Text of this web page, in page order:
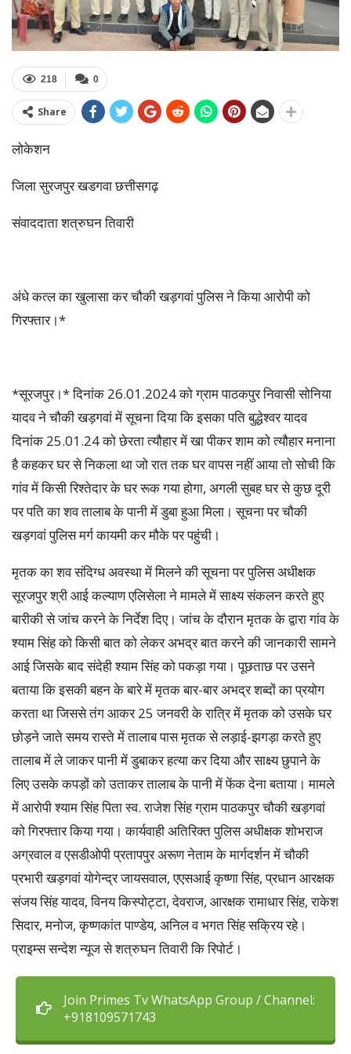
0
218
Share
लोकेशन
जिला सुरजपुर खडगवा छत्तीसगढ़
संवाददाता शत्रुघन तिवारी
अंधे कत्ल का खुलासा कर चौकी खड़गवां पुलिस ने किया आरोपी को
गिरफ्तार।*
*सूरजपुर।* दिनांक 26.01.2024 को ग्राम पाठकपुर निवासी सोनिया
यादव ने चौकी खड़गवां में सूचना दिया कि इसका पति बुद्धेश्वर यादव
दिनांक 25.01.24 को छेरता त्यौहार में खा पीकर शाम को त्यौहार मनाना
है कहकर घर से निकला था जो रात तक घर वापस नहीं आया तो सोची कि
गांव में किसी रिश्तेदार के घर रूक गया होगा, अगली सुबह घर से कुछ दूरी
पर पति का शव तालाब के पानी में डुबा हुआ मिला। सूचना पर चौकी
खड़गवां पुलिस मर्ग कायमी कर मौके पर पहुंची।
मृतक का शव संदिग्ध अवस्था में मिलने की सूचना पर पुलिस अधीक्षक
सूरजपुर श्री आई कल्याण एलिसेला ने मामले में साक्ष्य संकलन करते हुए
बारीकी से जांच करने के निर्देश दिए। जांच के दौरान मृतक के द्वारा गांव के
श्याम सिंह को किसी बात को लेकर अभद्र बात करने की जानकारी सामने
आई जिसके बाद संदेही श्याम सिंह को पकड़ा गया। पूछताछ पर उसने
बताया कि इसकी बहन के बारे में मृतक बार-बार अभद्र शब्दों का प्रयोग
करता था जिससे तंग आकर 25 जनवरी के रात्रि में मृतक को उसके घर
छोड़ने जाते समय रास्ते में तालाब पास मृतक से लड़ाई-झगड़ा करते हुए
तालाब में ले जाकर पानी में डुबाकर हत्या कर दिया और साक्ष्य छुपाने के
लिए उसके कपड़ों को उताकर तालाब के पानी में फेंक देना बताया। मामले
में आरोपी श्याम सिंह पिता स्व. राजेश सिंह ग्राम पाठकपुर चौकी खड़गवां
को गिरफ्तार किया गया। कार्यवाही अतिरिक्त पुलिस अधीक्षक शोभराज
अग्रवाल व एसडीओपी प्रतापपुर अरूण नेताम के मार्गदर्शन में चौकी
प्रभारी खड़गवां योगेन्द्र जायसवाल, एएसआई कृष्णा सिंह, प्रधान आरक्षक
संजय सिंह यादव, विनय किस्पोट्टा, देवराज, आरक्षक रामाधार सिंह, राकेश
सिदार, मनोज, कृष्णकांत पाण्डेय, अनिल व भगत सिंह सक्रिय रहे।
प्राइम्स सन्देश न्यूज से शत्रुघन तिवारी कि रिपोर्ट।
Join Primes Tv WhatsApp Group / Channel:
+918109571743